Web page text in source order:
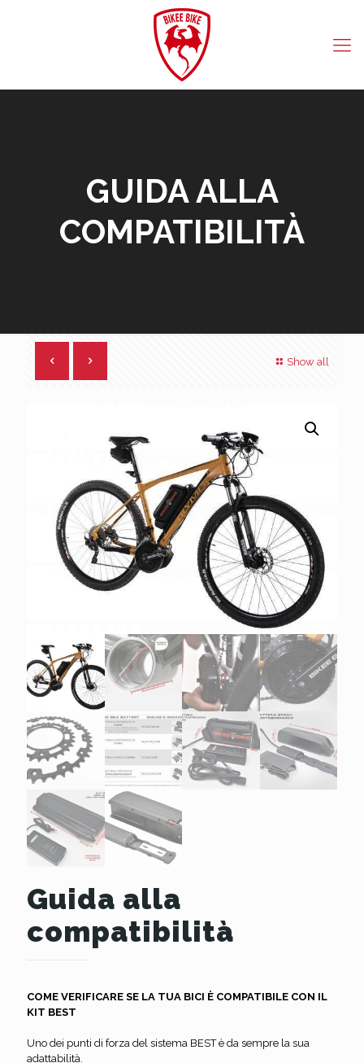
GUIDA ALLA
COMPATIBILITÀ
Show all
Guida alla
compatibilità
COME VERIFICARE SE LA TUA BICI È COMPATIBILE CON IL
KIT BEST
Uno dei punti di forza del sistema BEST è da sempre la sua
adattabilità.